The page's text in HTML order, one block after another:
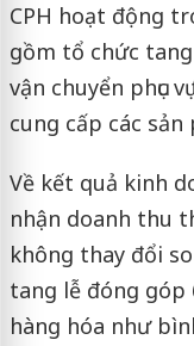
CPH hoạt động
gồm tổ chức
vận chuyển phục
cung cấp các
Về kết quả kinh
nhận doanh thu
không thay đổi
tang lễ đóng góp
hàng hóa như